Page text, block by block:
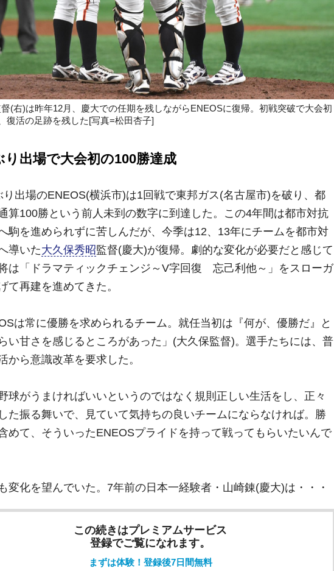
(右)は昨年12月、慶大での任期を残しながらENEOSに復帰。初戦突破で大会初
復活の足跡を残した[写真=松田杏子]
り出場で大会初の100勝達成
出場のENEOS(横浜市)は1回戦で東邦ガス(名古屋市)を破り、都
算100勝という前人未到の数字に到達した。この4年間は都市対抗
駒を進められずに苦しんだが、今季は12、13年にチームを都市対
導いた大久保秀昭監督(慶大)が復帰。劇的な変化が必要だと感じて
は「ドラマティックチェンジ～V字回復 忘己利他～」をスローガ
て再建を進めてきた。
は常に優勝を求められるチーム。就任当初は『何が、優勝だ』と
い甘さを感じるところがあった」(大久保監督)。選手たちには、普
から意識改革を要求した。
野球がうまければいいというのではなく規則正しい生活をし、正々
た振る舞いで、見ていて気持ちの良いチームにならなければ。勝
めて、そういったENEOSプライドを持って戦ってもらいたいんで
変化を望んでいた。7年前の日本一経験者・山崎錬(慶大)は・・・
この続きはプレミアムサービス
登録でご覧になれます。
まずは体験！登録後7日間無料